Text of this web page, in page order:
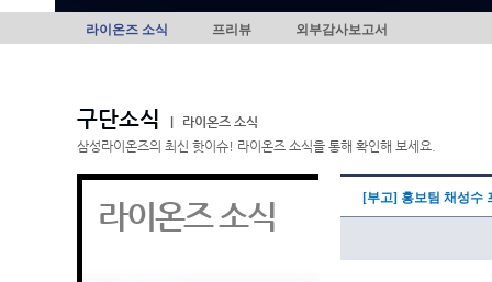
라이온즈 소식 프리뷰 외부감사보고서
구단소식
라이온즈 소식
삼성라이온즈의 최신 핫이슈! 라이온즈 소식을 통해 확인해 보세요.
라이온즈 소식 [부고] 홍보팀 채성수